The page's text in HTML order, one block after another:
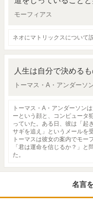
モーフィアス
ネオにマトリックスについて
人生は自分で決めるも
トーマス・A・アンダーソ
トーマス・A・アンダーソン
ーという顔と、コンピュータ
っていた。ある日、彼は「起
サギを追え」というメールを
トーマスは彼女の案内でモー
「君は運命を信じるか？」と
た。
名言